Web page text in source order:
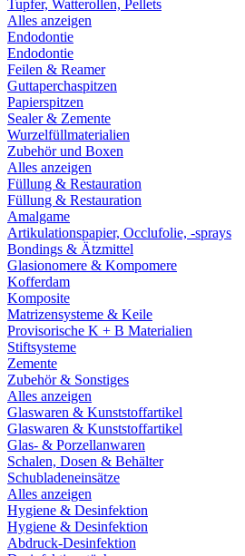
Tupfer, Watterollen, Pellets
Alles anzeigen
Endodontie
Endodontie
Feilen & Reamer
Guttaperchaspitzen
Papierspitzen
Sealer & Zemente
Wurzelfüllmaterialien
Zubehör und Boxen
Alles anzeigen
Füllung & Restauration
Füllung & Restauration
Amalgame
Artikulationspapier, Occlufolie, -sprays
Bondings & Ätzmittel
Glasionomere & Kompomere
Kofferdam
Komposite
Matrizensysteme & Keile
Provisorische K + B Materialien
Stiftsysteme
Zemente
Zubehör & Sonstiges
Alles anzeigen
Glaswaren & Kunststoffartikel
Glaswaren & Kunststoffartikel
Glas- & Porzellanwaren
Schalen, Dosen & Behälter
Schubladeneinsätze
Alles anzeigen
Hygiene & Desinfektion
Hygiene & Desinfektion
Abdruck-Desinfektion